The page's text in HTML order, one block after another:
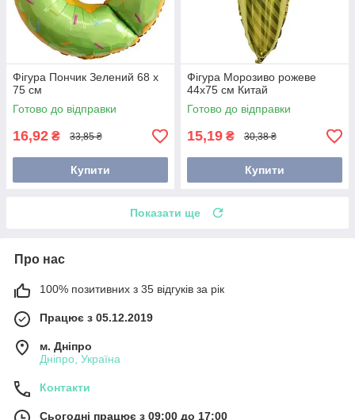
Фігура Пончик Зелений 68 х
75 см
Готово до відправки
16,92 ₴ 33,85 ₴
Купити
Фігура Морозиво рожеве
44х75 см Китай
Готово до відправки
15,19 ₴ 30,38 ₴
Купити
Показати ще
Про нас
100% позитивних з 35 відгуків за рік
Працює з 05.12.2019
м. Дніпро
Дніпро, Україна
Контакти
Сьогодні працює з 09:00 до 17:00